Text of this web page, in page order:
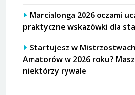
Marcialonga 2026 oczami
praktyczne wskazówki dla
Startujesz w
Amatorów w 2026 roku?
niektórzy rywale